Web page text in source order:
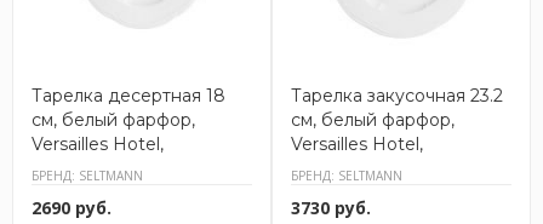
Тарелка десертная 18
см, белый фарфор,
Versailles Hotel,
001.728236, SELTMANN
БРЕНД: SELTMANN
2690 руб.
Тарелка закусочная 23.2
см, белый фарфор,
Versailles Hotel,
001.728237, SELTMANN
БРЕНД: SELTMANN
3730 руб.